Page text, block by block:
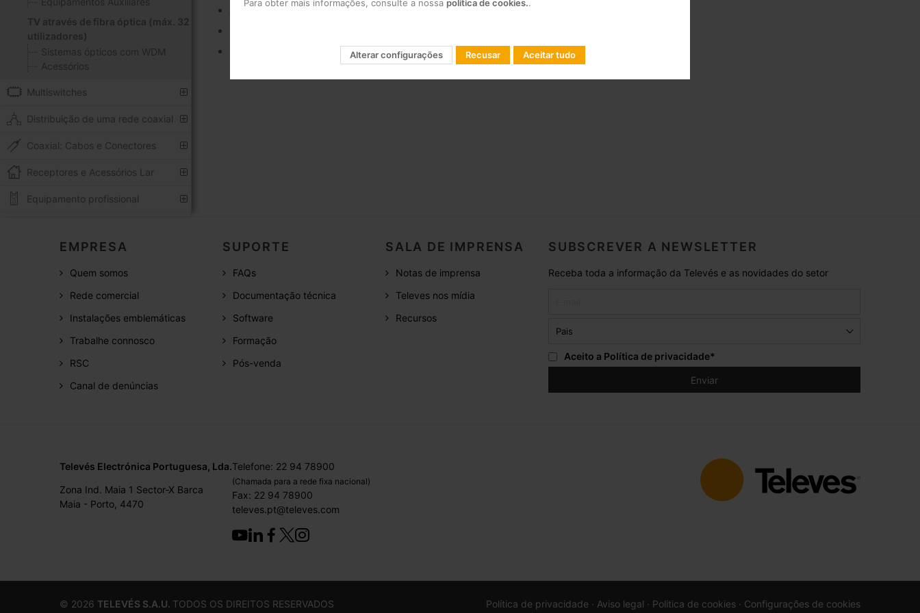
TV através de fibra óptica (máx. 32
utilizadores)
Sistemas ópticos com WDM
Acessórios
Multiswitches
Distribuição de uma rede coaxial
Coaxial: Cabos e Conectores
Receptores e Acessórios Lar
Equipamento profissional
Ampla margem dinâmica (-16dBm a 1dBm) que o torna indicado em todo tipo de redes
Conectores ópticos SC/APC e tipo F em RF
EMPRESA
Quem somos
Rede comercial
Instalações emblemáticas
Trabalhe connosco
RSC
Canal de denúncias
SUPORTE
FAQs
Documentação técnica
Software
Formação
Pós-venda
SALA DE IMPRENSA
Notas de imprensa
Televes nos mídia
Recursos
SUBSCREVER A NEWSLETTER
Receba toda a informação da Televés e as novidades do setor
Aceito a Política de privacidade*
Televés Electrónica Portuguesa, Lda.
Zona Ind. Maia 1 Sector-X Barca
Maia - Porto, 4470
Telefone: 22 94 78900
(Chamada para a rede fixa nacional)
Fax: 22 94 78900
televes.pt@televes.com
© 2026 TELEVÉS S.A.U. TODOS OS DIREITOS RESERVADOS Política de privacidade · Aviso legal · Politica de cookies · Configurações de cookies
Para obter mais informações, consulte a nossa política de cookies..
Alterar configurações Recusar Aceitar tudo